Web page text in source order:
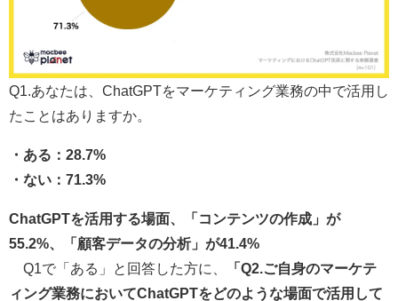
Q1.あなたは、ChatGPTをマーケティング業務の中で活用し
たことはありますか。
・ある：28.7%
・ない：71.3%
ChatGPTを活用する場面、「コンテンツの作成」が
55.2%、「顧客データの分析」が41.4%
Q1で「ある」と回答した方に、
「Q2.ご自身のマーケテ
ィング業務においてChatGPTをどのような場面で活用して